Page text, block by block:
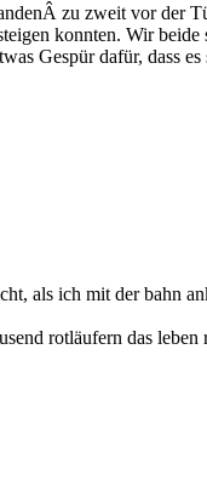
zu zweit vor der
konnten. Wir
Gespür dafür,
als ich mit der
rotläufern das